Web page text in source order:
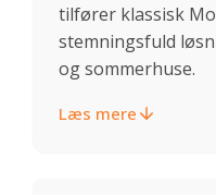
tilfører klassisk
stemningsfuld
og sommerhuse.
Læs mere